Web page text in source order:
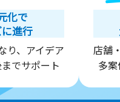
化で
進行
り、アイデア
でサポート
店舗
多